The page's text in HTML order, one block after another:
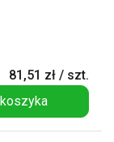
81,51 zł / szt.